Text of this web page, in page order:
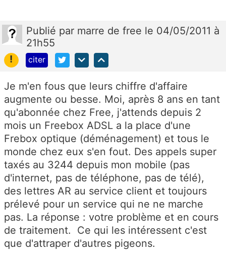
Publié par marre de free le 04/05/2011 à
21h55
!
citer
Je m'en fous que leurs chiffre d'affaire
augmente ou besse. Moi, après 8 ans en tant
qu'abonnée chez Free, j'attends depuis 2
mois un Freebox ADSL a la place d'une
Frebox optique (déménagement) et tous le
monde chez eux s'en fout. Des appels super
taxés au 3244 depuis mon mobile (pas
d'internet, pas de téléphone, pas de télé),
des lettres AR au service client et toujours
prélevé pour un service qui ne ne marche
pas. La réponse : votre problème et en cours
de traitement. Ce qui les intéressent c'est
que d'attraper d'autres pigeons.